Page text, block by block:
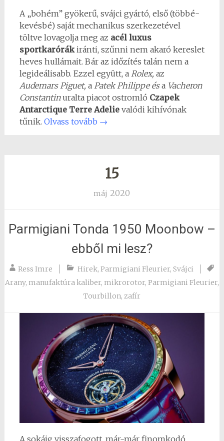
A „bohém” gyökerű, svájci gyártó, első (többé-
kevésbé) saját mechanikus szerkezetével
töltve lovagolja meg az acél luxus
sportkarórákiránti, szűnni nem akaró kereslet
heves hullámait. Bár az időzítés talán nem a
legideálisabb. Ezzel együtt, a Rolex, az
Audemars Piguet, a Patek Philippe ésa Vacheron
Constantinuralta piacot ostromló Czapek
Antarctique Terre Adelievalódi kihívónak
tűnik. Olvass tovább →
15
máj 2020
Parmigiani Tonda 1950 Moonbow –
ebből mi lesz?
Ress Imre Hirek,Parmigiani Fleurier,Svájci
Arany, manufaktúra kaliber, mikrorotor, Parmigiani Fleurier,
Tourbillon, zafír